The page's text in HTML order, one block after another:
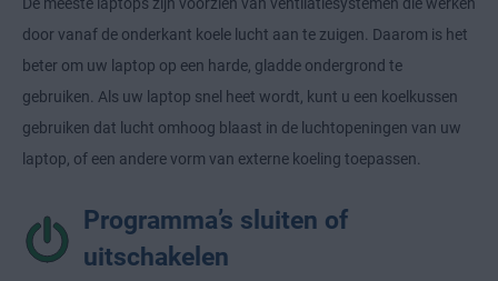
De meeste laptops zijn voorzien van ventilatiesystemen die werken
door vanaf de onderkant koele lucht aan te zuigen. Daarom is het
beter om uw laptop op een harde, gladde ondergrond te
gebruiken. Als uw laptop snel heet wordt, kunt u een koelkussen
gebruiken dat lucht omhoog blaast in de luchtopeningen van uw
laptop, of een andere vorm van externe koeling toepassen.
Programma’s sluiten of
uitschakelen